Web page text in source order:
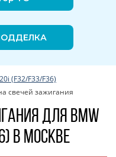
(F32/F33/F36)
свечей зажигания
для BMW
в Москве